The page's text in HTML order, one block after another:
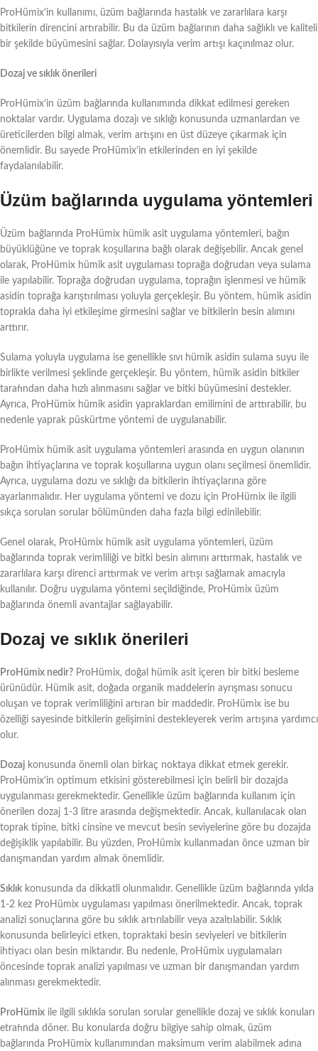
ProHümix’in kullanımı, üzüm bağlarında hastalık ve zararlılara karşı
bitkilerin direncini artırabilir. Bu da üzüm bağlarının daha sağlıklı ve kaliteli
bir şekilde büyümesini sağlar. Dolayısıyla verim artışı kaçınılmaz olur.
Dozaj ve sıklık önerileri
ProHümix’in üzüm bağlarında kullanımında dikkat edilmesi gereken
noktalar vardır. Uygulama dozajı ve sıklığı konusunda uzmanlardan ve
üreticilerden bilgi almak, verim artışını en üst düzeye çıkarmak için
önemlidir. Bu sayede ProHümix’in etkilerinden en iyi şekilde
faydalanılabilir.
Üzüm bağlarında uygulama yöntemleri
Üzüm bağlarında ProHümix hümik asit uygulama yöntemleri, bağın
büyüklüğüne ve toprak koşullarına bağlı olarak değişebilir. Ancak genel
olarak, ProHümix hümik asit uygulaması toprağa doğrudan veya sulama
ile yapılabilir. Toprağa doğrudan uygulama, toprağın işlenmesi ve hümik
asidin toprağa karıştırılması yoluyla gerçekleşir. Bu yöntem, hümik asidin
toprakla daha iyi etkileşime girmesini sağlar ve bitkilerin besin alımını
arttırır.
Sulama yoluyla uygulama ise genellikle sıvı hümik asidin sulama suyu ile
birlikte verilmesi şeklinde gerçekleşir. Bu yöntem, hümik asidin bitkiler
tarafından daha hızlı alınmasını sağlar ve bitki büyümesini destekler.
Ayrıca, ProHümix hümik asidin yapraklardan emilimini de arttırabilir, bu
nedenle yaprak püskürtme yöntemi de uygulanabilir.
ProHümix hümik asit uygulama yöntemleri arasında en uygun olanının
bağın ihtiyaçlarına ve toprak koşullarına uygun olanı seçilmesi önemlidir.
Ayrıca, uygulama dozu ve sıklığı da bitkilerin ihtiyaçlarına göre
ayarlanmalıdır. Her uygulama yöntemi ve dozu için ProHümix ile ilgili
sıkça sorulan sorular bölümünden daha fazla bilgi edinilebilir.
Genel olarak, ProHümix hümik asit uygulama yöntemleri, üzüm
bağlarında toprak verimliliği ve bitki besin alımını arttırmak, hastalık ve
zararlılara karşı direnci arttırmak ve verim artışı sağlamak amacıyla
kullanılır. Doğru uygulama yöntemi seçildiğinde, ProHümix üzüm
bağlarında önemli avantajlar sağlayabilir.
Dozaj ve sıklık önerileri
ProHümix nedir? ProHümix, doğal hümik asit içeren bir bitki besleme
ürünüdür. Hümik asit, doğada organik maddelerin ayrışması sonucu
oluşan ve toprak verimliliğini artıran bir maddedir. ProHümix ise bu
özelliği sayesinde bitkilerin gelişimini destekleyerek verim artışına yardımcı
olur.
Dozaj konusunda önemli olan birkaç noktaya dikkat etmek gerekir.
ProHümix’in optimum etkisini gösterebilmesi için belirli bir dozajda
uygulanması gerekmektedir. Genellikle üzüm bağlarında kullanım için
önerilen dozaj 1-3 litre arasında değişmektedir. Ancak, kullanılacak olan
toprak tipine, bitki cinsine ve mevcut besin seviyelerine göre bu dozajda
değişiklik yapılabilir. Bu yüzden, ProHümix kullanmadan önce uzman bir
danışmandan yardım almak önemlidir.
Sıklık konusunda da dikkatli olunmalıdır. Genellikle üzüm bağlarında yılda
1-2 kez ProHümix uygulaması yapılması önerilmektedir. Ancak, toprak
analizi sonuçlarına göre bu sıklık artırılabilir veya azaltılabilir. Sıklık
konusunda belirleyici etken, topraktaki besin seviyeleri ve bitkilerin
ihtiyacı olan besin miktarıdır. Bu nedenle, ProHümix uygulamaları
öncesinde toprak analizi yapılması ve uzman bir danışmandan yardım
alınması gerekmektedir.
ProHümix ile ilgili sıklıkla sorulan sorular genellikle dozaj ve sıklık konuları
etrafında döner. Bu konularda doğru bilgiye sahip olmak, üzüm
bağlarında ProHümix kullanımından maksimum verim alabilmek adına